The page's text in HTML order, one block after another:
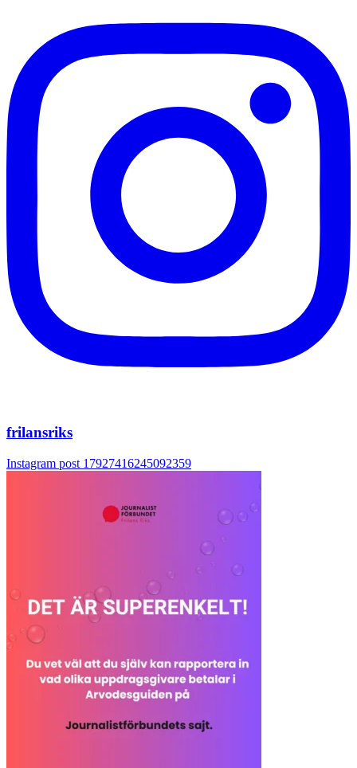
frilansriks
Instagram post 17927416245092359